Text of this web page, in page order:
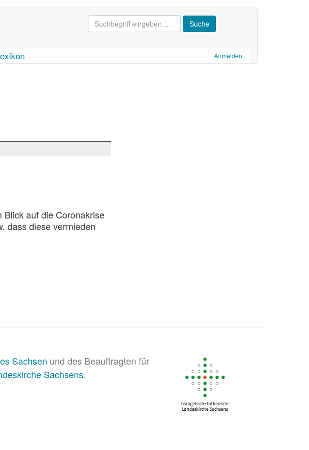
Anmelden
Blick auf die Coronakrise
dass diese vermieden
Sachsen und des Beauftragten für
Sachsens.